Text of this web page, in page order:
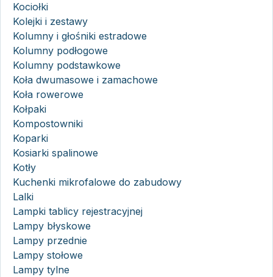
Kociołki
Kolejki i zestawy
Kolumny i głośniki estradowe
Kolumny podłogowe
Kolumny podstawkowe
Koła dwumasowe i zamachowe
Koła rowerowe
Kołpaki
Kompostowniki
Koparki
Kosiarki spalinowe
Kotły
Kuchenki mikrofalowe do zabudowy
Lalki
Lampki tablicy rejestracyjnej
Lampy błyskowe
Lampy przednie
Lampy stołowe
Lampy tylne